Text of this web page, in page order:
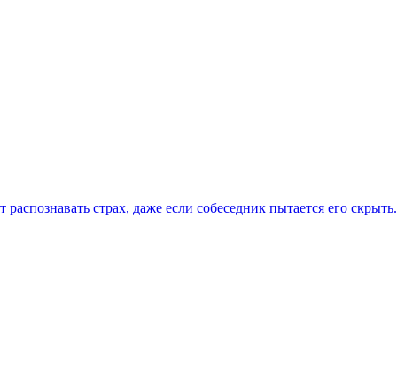
страх, даже если собеседник пытается его скрыть.